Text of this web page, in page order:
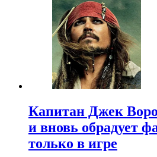
Капитан Джек
и вновь обрадует
только в игре